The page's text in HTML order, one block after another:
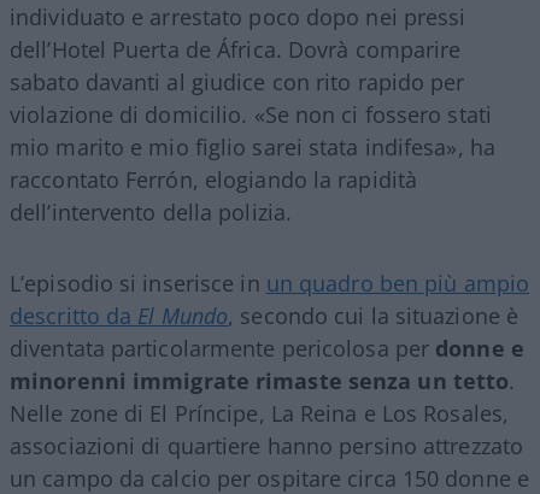
individuato e arrestato poco dopo nei pressi
dell’Hotel Puerta de África. Dovrà comparire
sabato davanti al giudice con rito rapido per
violazione di domicilio. «Se non ci fossero stati
mio marito e mio figlio sarei stata indifesa», ha
raccontato Ferrón, elogiando la rapidità
dell’intervento della polizia.
L’episodio si inserisce in un quadro ben più ampio
descritto da El Mundo, secondo cui la situazione è
diventata particolarmente pericolosa per donne e
minorenni immigrate rimaste senza un tetto.
Nelle zone di El Príncipe, La Reina e Los Rosales,
associazioni di quartiere hanno persino attrezzato
un campo da calcio per ospitare circa 150 donne e